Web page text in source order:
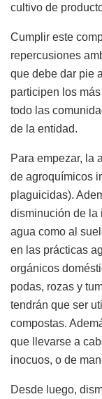
cultivo de
Cumplir este
repercusiones
que debe dar pie
participen los
todo las
de la entidad.
Para empezar, la
de agroquímicos
plaguicidas).
disminución de la
agua como al
en las prácticas
orgánicos
podas, rozas y
tendrán que ser
compostas.
que llevarse a
inocuos, o de
Desde luego,